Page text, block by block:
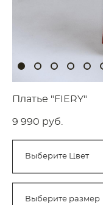
Платье "FIERY"
9 990 pуб.
Выберите Цвет
Выберите размер